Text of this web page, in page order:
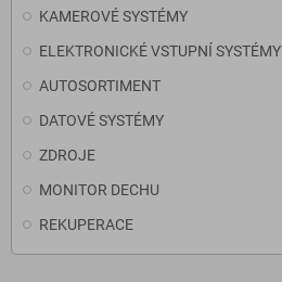
KAMEROVÉ SYSTÉMY
ELEKTRONICKÉ VSTUPNÍ SYSTÉMY
AUTOSORTIMENT
DATOVÉ SYSTÉMY
ZDROJE
MONITOR DECHU
REKUPERACE